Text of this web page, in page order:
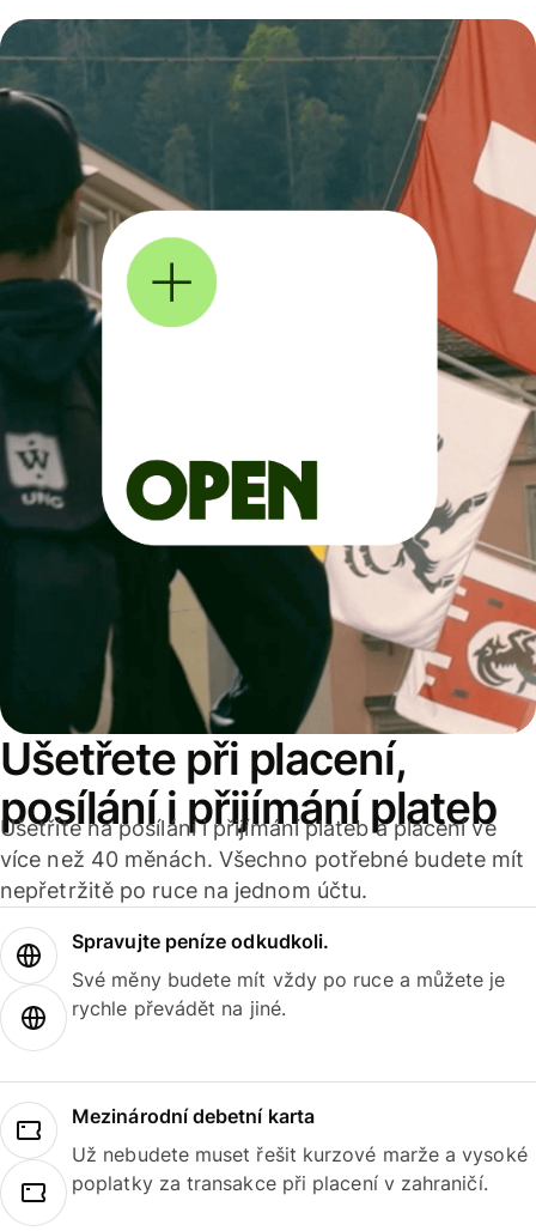
Ušetřete při placení,
posílání i přijímání plateb
Ušetříte na posílání i přijímání plateb a placení ve
více než 40 měnách. Všechno potřebné budete mít
nepřetržitě po ruce na jednom účtu.
Spravujte peníze odkudkoli.
Své měny budete mít vždy po ruce a můžete je
rychle převádět na jiné.
Mezinárodní debetní karta
Už nebudete muset řešit kurzové marže a vysoké
poplatky za transakce při placení v zahraničí.